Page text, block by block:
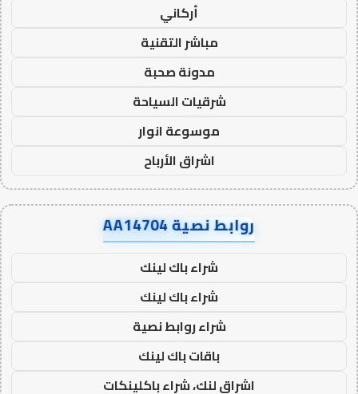
أركاني
مباشر التقنية
مدونة صحبة
شرقيات السياحة
موسوعة انوار
اشراق الأرباح
روابط نصية AA14704
شراء باك لينك
شراء باك لينك
شراء روابط نصية
باقات باك لينك
اشراق لنك، شراء باكلينكات